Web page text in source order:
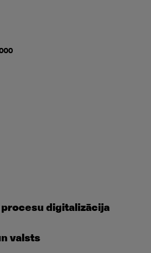
digitalizācija
valsts